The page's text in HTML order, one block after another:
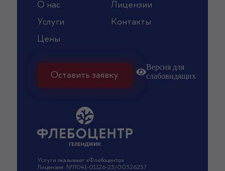
Услуги оказывает «Флебоцентр»
Лицензия: №Л041-01126-23/00326257
О нас
Лицензии
Услуги
Цены
Контакты
Оставить заявку
Версия для
слабовидящих